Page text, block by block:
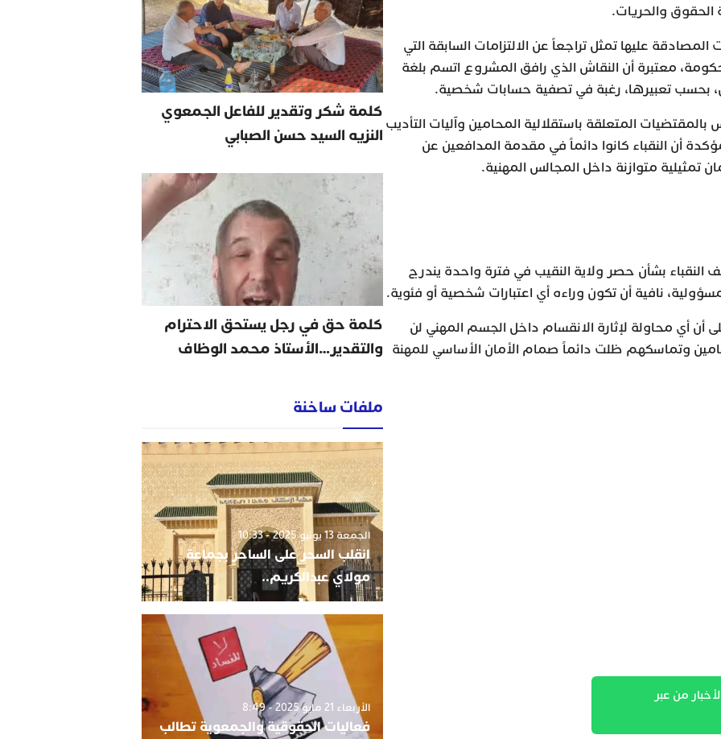
الحقوق والحريات.
عليها تمثل تراجعاً عن الالتزامات السابقة التي
معتبرة أن النقاش الذي رافق المشروع اتسم بلغة
بحسب تعبيرها، رغبة في تصفية حسابات شخصية.
المتعلقة باستقلالية المحامين وآليات التأديب
مؤكدة أن النقباء كانوا دائماً في مقدمة المدافعين عن
متوازنة داخل المجالس المهنية.
بشأن حصر ولاية النقيب في فترة واحدة يندرج
نافية أن تكون وراءه أي اعتبارات شخصية أو فئوية.
أن أي محاولة لإثارة الانقسام داخل الجسم المهني لن
وتماسكهم ظلت دائماً صمام الأمان الأساسي للمهنة
من عبر
كلمة شكر وتقدير للفاعل الجمعوي
النزيه السيد حسن الصبابي
كلمة حق في رجل يستحق الاحترام
والتقدير…الأستاذ محمد الوظاف
ملفات ساخنة
الجمعة 13 يونيو 2025 - 10:33
انقلب السحر على الساحر بجماعة
مولاي عبدالكريم..
الأربعاء 21 مايو 2025 - 8:49
فعاليات الحقوقية والجمعوية تطالب